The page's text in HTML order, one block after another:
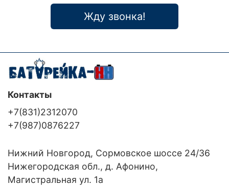
Жду звонка!
Контакты
+7(831)2312070
+7(987)0876227
Нижний Новгород, Сормовское шоссе 24/36
Нижегородская обл., д. Афонино,
Магистральная ул. 1а